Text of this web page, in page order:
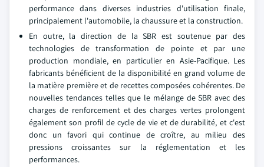
performance dans diverses industries d'utilisation finale,
principalement l'automobile, la chaussure et la construction.
En outre, la direction de la SBR est soutenue par des
technologies de transformation de pointe et par une
production mondiale, en particulier en Asie-Pacifique. Les
fabricants bénéficient de la disponibilité en grand volume de
la matière première et de recettes composées cohérentes. De
nouvelles tendances telles que le mélange de SBR avec des
charges de renforcement et des charges vertes prolongent
également son profil de cycle de vie et de durabilité, et c'est
donc un favori qui continue de croître, au milieu des
pressions croissantes sur la réglementation et les
performances.